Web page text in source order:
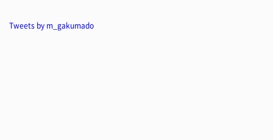
Tweets by m_gakumado